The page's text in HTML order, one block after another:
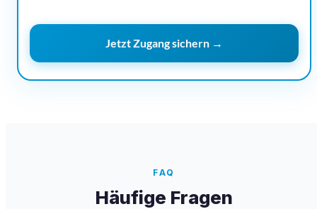
Jetzt Zugang sichern →
FAQ
Häufige Fragen